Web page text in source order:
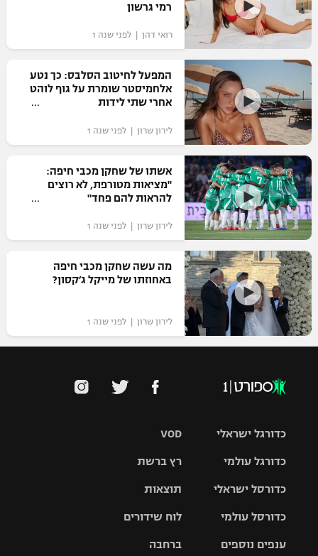
רמי גרשון
רואי דהן | לפני שנה 1
המפעל לחיטוב הסלבס: כך נטע
אלחמיסטר שומרת על גוף לוהט
אחרי שתי לידות‎
לירון שרון | לפני שנה 1
אשתו של שחקן מכבי חיפה:
"מציאות מטורפת, לא רוצים
להראות להם פחד"
לירון שרון | לפני שנה 1
מה עשה שחקן מכבי חיפה
באחוזתו של מייקל ג׳קסון?
לירון שרון | לפני שנה 1
VOD
רץ ברשת
תוצאות
לוח שידורים
ברחבה
כדורגל ישראלי
גביע הטוטו
כדורגל עולמי
האלופות
ליגה
כדורסל ישראלי
סל
כדורסל עולמי
ענפים נוספים